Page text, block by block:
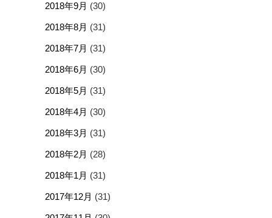
2018年9月 (30)
2018年8月 (31)
2018年7月 (31)
2018年6月 (30)
2018年5月 (31)
2018年4月 (30)
2018年3月 (31)
2018年2月 (28)
2018年1月 (31)
2017年12月 (31)